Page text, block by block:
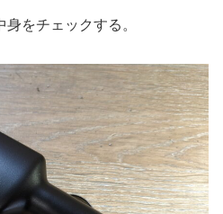
をチェックする。